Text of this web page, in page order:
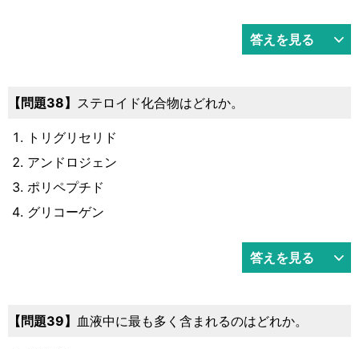
答えを見る
38 ステロイド化合物はどれか。
トリグリセリド
アンドロジェン
ポリペプチド
グリコーゲン
答えを見る
39 血液中に最も多く含まれるのはどれか。